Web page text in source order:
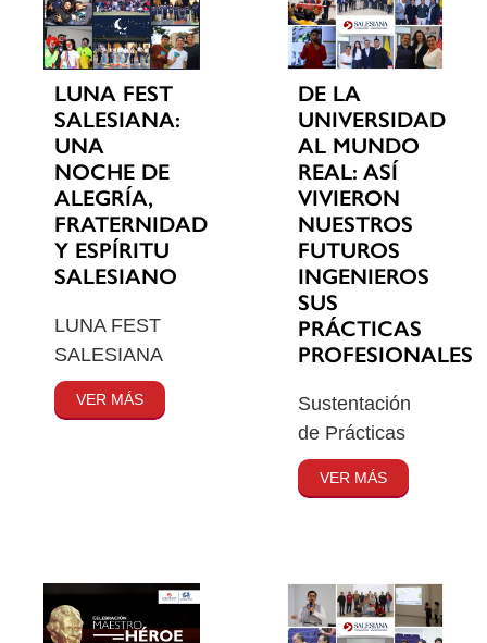
LUNA FEST
SALESIANA:
UNA
NOCHE DE
ALEGRÍA,
FRATERNIDAD
Y ESPÍRITU
SALESIANO
LUNA FEST
SALESIANA
VER MÁS
DE LA
UNIVERSIDAD
AL MUNDO
REAL: ASÍ
VIVIERON
NUESTROS
FUTUROS
INGENIEROS
SUS
PRÁCTICAS
PROFESIONALES
Sustentación
de Prácticas
VER MÁS